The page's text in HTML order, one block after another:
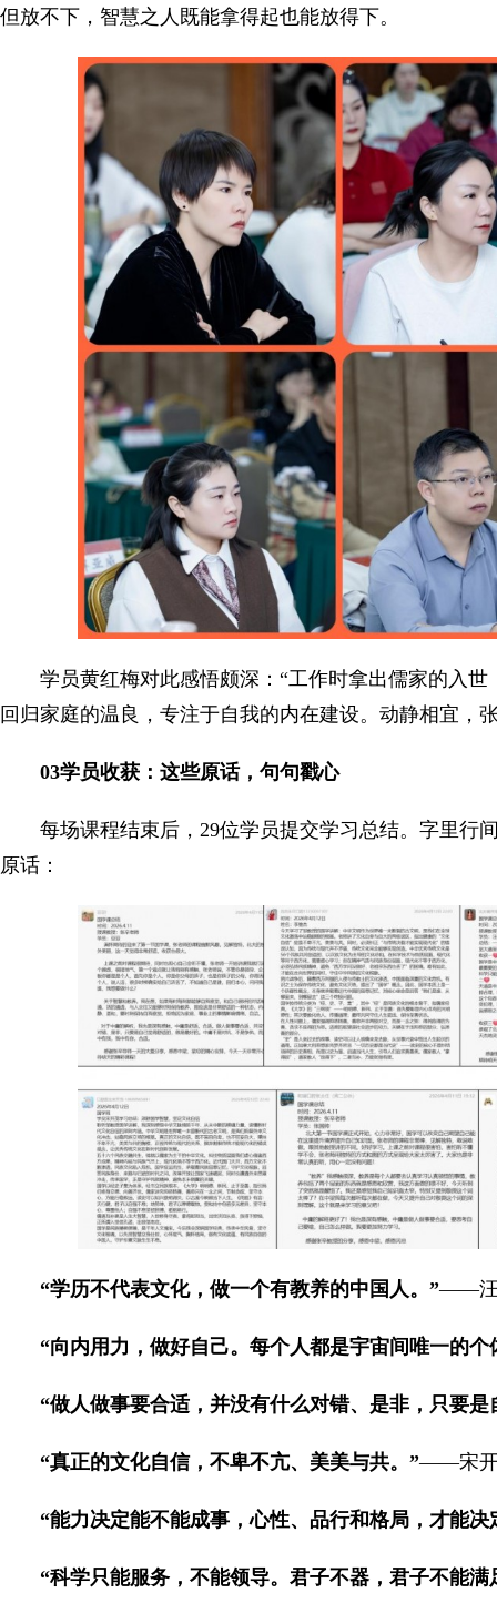
但放不下，智慧之人既能拿得起也能放得下。
学员黄红梅对此感悟颇深：“工作时拿出儒家的入
回归家庭的温良，专注于自我的内在建设。动静相宜，
03学员收获：这些原话，句句戳心
每场课程结束后，29位学员提交学习总结。字里行
原话：
“学历不代表文化，做一个有教养的中国人。”——汪
“向内用力，做好自己。每个人都是宇宙间唯一的
“做人做事要合适，并没有什么对错、是非，只要
“真正的文化自信，不卑不亢、美美与共。”——宋
“能力决定能不能成事，心性、品行和格局，才能
“科学只能服务，不能领导。君子不器，君子不能